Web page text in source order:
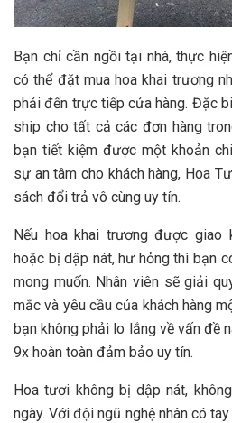
Bạn chỉ cần ngồi tại nhà, thực
có thể đặt mua hoa khai trương
phải đến trực tiếp cửa hàng. Đặc
ship cho tất cả các đơn hàng
bạn tiết kiệm được một khoản
sự an tâm cho khách hàng, Hoa
sách đổi trả vô cùng uy tín.
Nếu hoa khai trương được giao
hoặc bị dập nát, hư hỏng thì bạn
mong muốn. Nhân viên sẽ giải
mắc và yêu cầu của khách hàng
bạn không phải lo lắng về vấn đề
9x hoàn toàn đảm bảo uy tín.
Hoa tươi không bị dập nát,
ngày. Với đội ngũ nghệ nhân có